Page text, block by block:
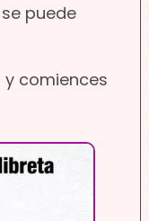
puede
comiences